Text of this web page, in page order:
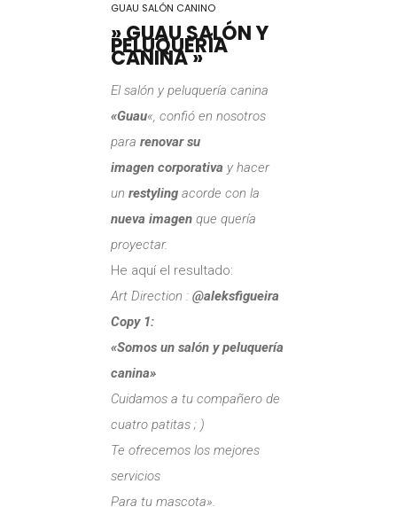
GUAU SALÓN CANINO
» GUAU SALÓN Y
PELUQUERÍA
CANINA »
El salón y peluquería canina
«Guau«, confió en nosotros
para renovar su
imagen corporativa y hacer
un restyling acorde con la
nueva imagen que quería
proyectar.
He aquí el resultado:
Art Direction : @aleksfigueira
Copy 1:
«Somos un salón y peluquería
canina»
Cuidamos a tu compañero de
cuatro patitas ; )
Te ofrecemos los mejores
servicios
Para tu mascota».